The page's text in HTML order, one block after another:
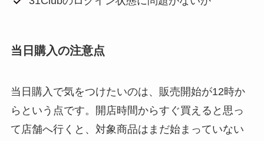
当日購入の注意点
当日購入で気をつけたいのは、販売開始が12時か
らという点です。開店時間からすぐ買えると思っ
て店舗へ行くと、対象商品はまだ始まっていない